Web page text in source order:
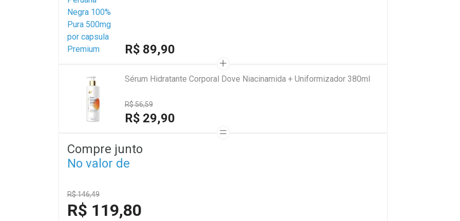
R$ 89,90
Sérum Hidratante Corporal Dove Niacinamida + Uniformizador 380ml
R$ 56,59
R$ 29,90
Compre junto
No valor de
R$ 146,49
R$ 119,80